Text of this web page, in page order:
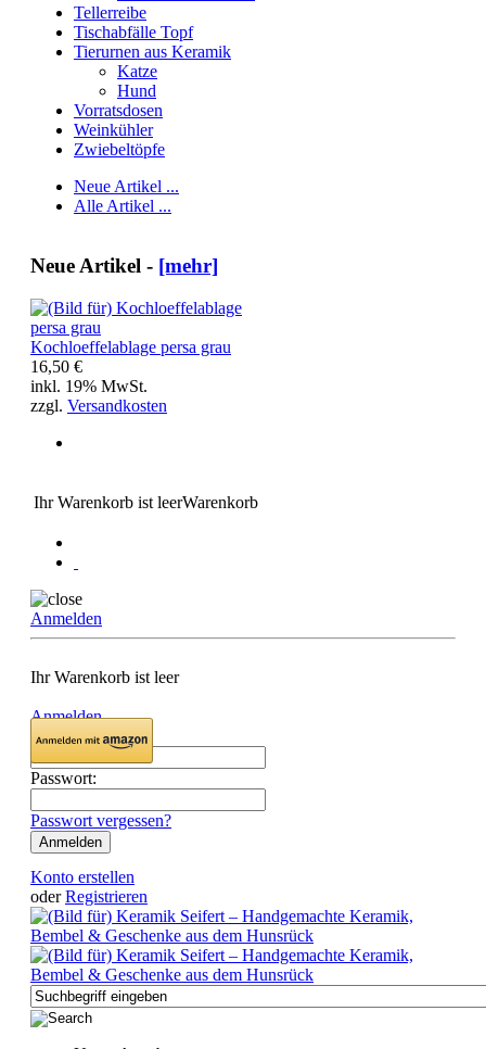
Tellerreibe
Tischabfälle Topf
Tierurnen aus Keramik
Katze
Hund
Vorratsdosen
Weinkühler
Zwiebeltöpfe
Neue Artikel ...
Alle Artikel ...
Neue Artikel - [mehr]
Kochloeffelablage persa grau
16,50 €
inkl. 19% MwSt.
zzgl. Versandkosten
Ihr Warenkorb ist leerWarenkorb
Anmelden
Ihr Warenkorb ist leer
Anmelden
Email:
Passwort:
Passwort vergessen?
Konto erstellen
oder Registrieren